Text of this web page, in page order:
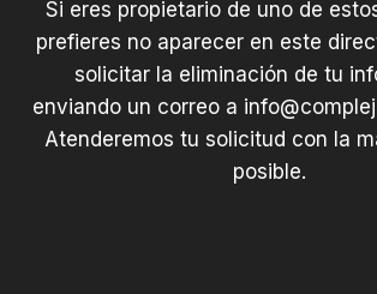
Si eres propietario de uno de
prefieres no aparecer en este
solicitar la eliminación de tu
enviando un correo a
Atenderemos tu solicitud con la
posible.